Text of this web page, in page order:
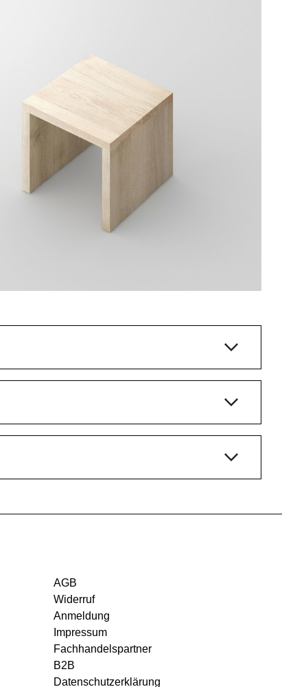
AGB
Widerruf
Anmeldung
Impressum
Fachhandelspartner
B2B
Datenschutzerklärung